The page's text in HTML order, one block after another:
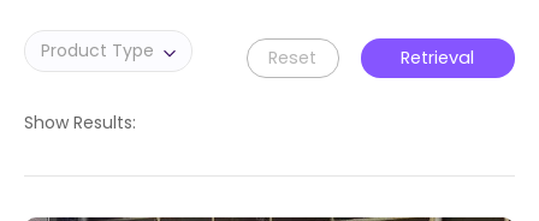
Reset Retrieval
Show Results: